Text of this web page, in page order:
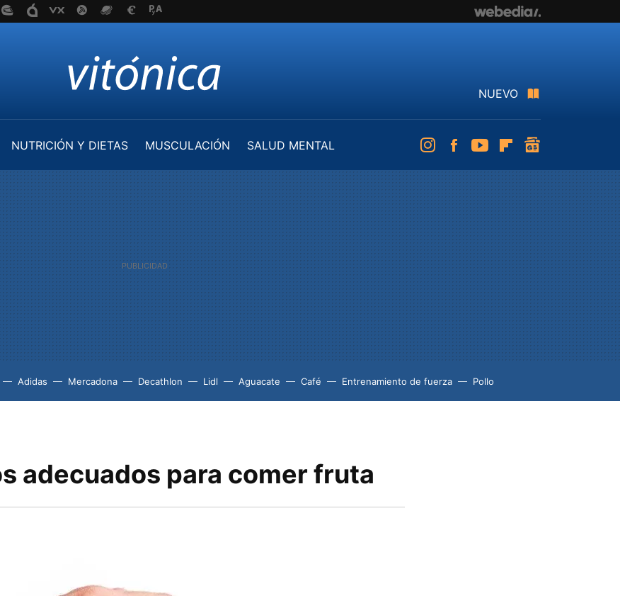
NUEVO
NUTRICIÓN Y DIETAS MUSCULACIÓN
SALUD MENTAL
InstagramFacebookYoutubeFlipboard
Adidas Mercadona Decathlon Lidl Aguacate Café Entrenamiento de fuerza Pollo
adecuados para comer fruta